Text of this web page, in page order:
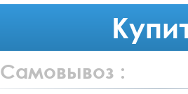
Самовывоз :